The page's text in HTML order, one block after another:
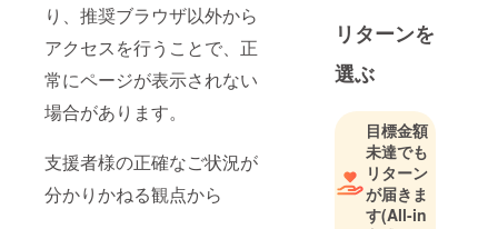
り、推奨ブラウザ以外から
アクセスを行うことで、正
常にページが表示されない
場合があります。
支援者様の正確なご状況が
分かりかねる観点から
「NO
DETAIL IS
SMALL」を
ます。
ノートは、
すべて自社
デザインで
日本国内の
リターンを
選ぶ
目標金額
未達でも
リターン
が届きま
す(All-in